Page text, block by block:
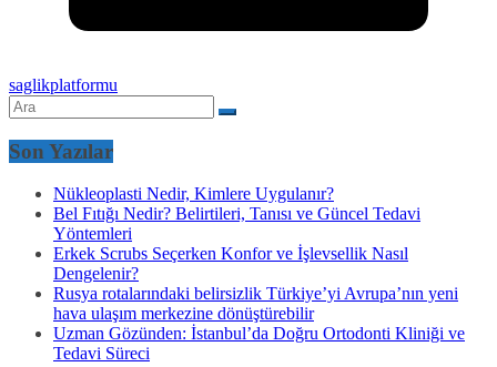
saglikplatformu
Son Yazılar
Nükleoplasti Nedir, Kimlere Uygulanır?
Bel Fıtığı Nedir? Belirtileri, Tanısı ve Güncel Tedavi
Yöntemleri
Erkek Scrubs Seçerken Konfor ve İşlevsellik Nasıl
Dengelenir?
Rusya rotalarındaki belirsizlik Türkiye’yi Avrupa’nın yeni
hava ulaşım merkezine dönüştürebilir
Uzman Gözünden: İstanbul’da Doğru Ortodonti Kliniği ve
Tedavi Süreci